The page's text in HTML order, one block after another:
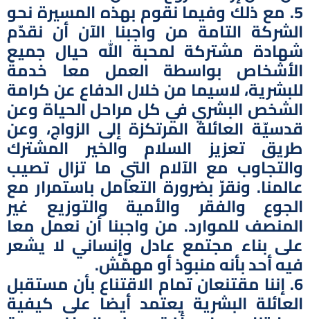
5. مع ذلك وفيما نقوم بهذه المسيرة نحو
الشركة التامة من واجبنا الآن أن نقدّم
شهادة مشتركة لمحبة الله حيال جميع
الأشخاص بواسطة العمل معا خدمةً
للبشرية، لاسيما من خلال الدفاع عن كرامة
الشخص البشري في كل مراحل الحياة وعن
قدسيّة العائلة المرتكزة إلى الزواج، وعن
طريق تعزيز السلام والخير المشترك
والتجاوب مع الآلام التي ما تزال تصيب
عالمنا. ونقرّ بضرورة التعامل باستمرار مع
الجوع والفقر والأمية والتوزيع غير
المنصف للموارد. من واجبنا أن نعمل معا
على بناء مجتمع عادل وإنساني لا يشعر
فيه أحد بأنه منبوذ أو مهمّش.
6. إننا مقتنعان تمام الاقتناع بأن مستقبل
العائلة البشرية يعتمد أيضا على كيفية